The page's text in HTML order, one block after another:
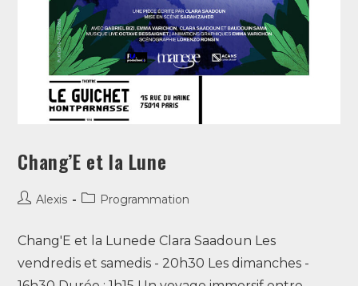
Chang’E et la Lune
Alexis Programmation
Chang'E et la Lunede Clara Saadoun Les
vendredis et samedis - 20h30 Les dimanches -